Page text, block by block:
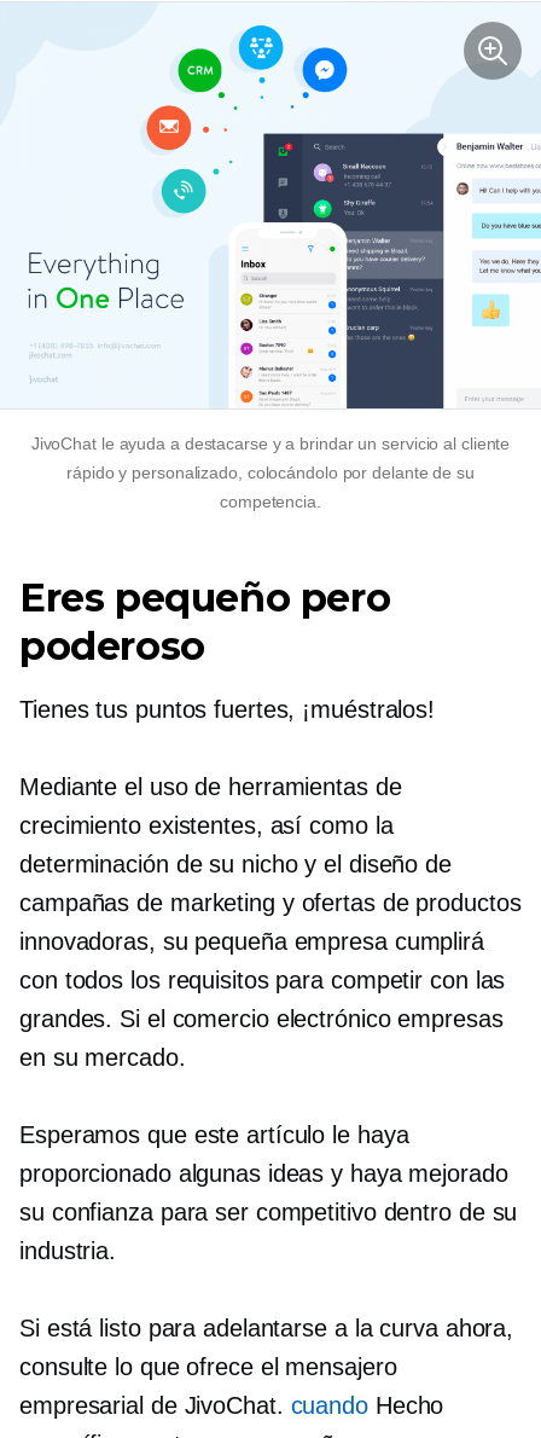
JivoChat le ayuda a destacarse y a brindar un servicio al cliente
rápido y personalizado, colocándolo por delante de su
competencia.
Eres pequeño pero
poderoso
Tienes tus puntos fuertes, ¡muéstralos!
Mediante el uso de herramientas de
crecimiento existentes, así como la
determinación de su nicho y el diseño de
campañas de marketing y ofertas de productos
innovadoras, su pequeña empresa cumplirá
con todos los requisitos para competir con las
grandes. Si el comercio electrónicoempresas
en su mercado.
Esperamos que este artículo le haya
proporcionado algunas ideas y haya mejorado
su confianza para ser competitivo dentro de su
industria.
Si está listo para adelantarse a la curva ahora,
consulte lo que ofrece el mensajero
empresarial de JivoChat. cuandoHecho